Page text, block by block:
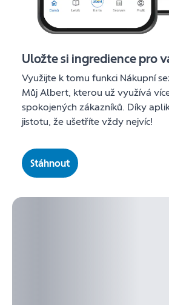
Uložte si ingredience pro
Využijte k tomu funkci Nákupní
Můj Albert, kterou už využívá
spokojených zákazníků. Díky
jistotu, že ušetříte vždy nejvíc!
Stáhnout